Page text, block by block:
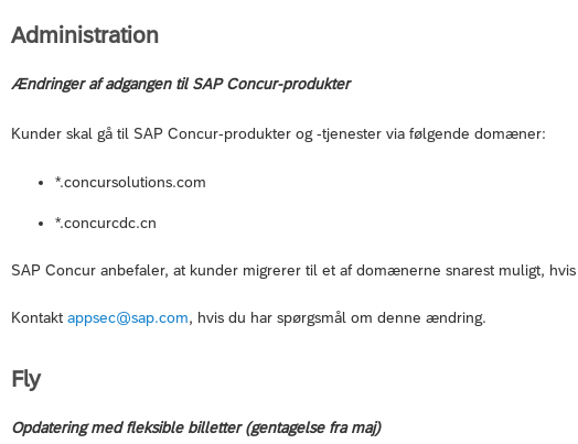
Administration
Ændringer af adgangen til SAP Concur-produkter
Kunder skal gå til SAP Concur-produkter og -tjenester via følgende domæner:
*.concursolutions.com
*.concurcdc.cn
SAP Concur anbefaler, at kunder migrerer til et af domænerne snarest muligt,
Kontakt appsec@sap.com, hvis du har spørgsmål om denne ændring.
Fly
Opdatering med fleksible billetter (gentagelse fra maj)